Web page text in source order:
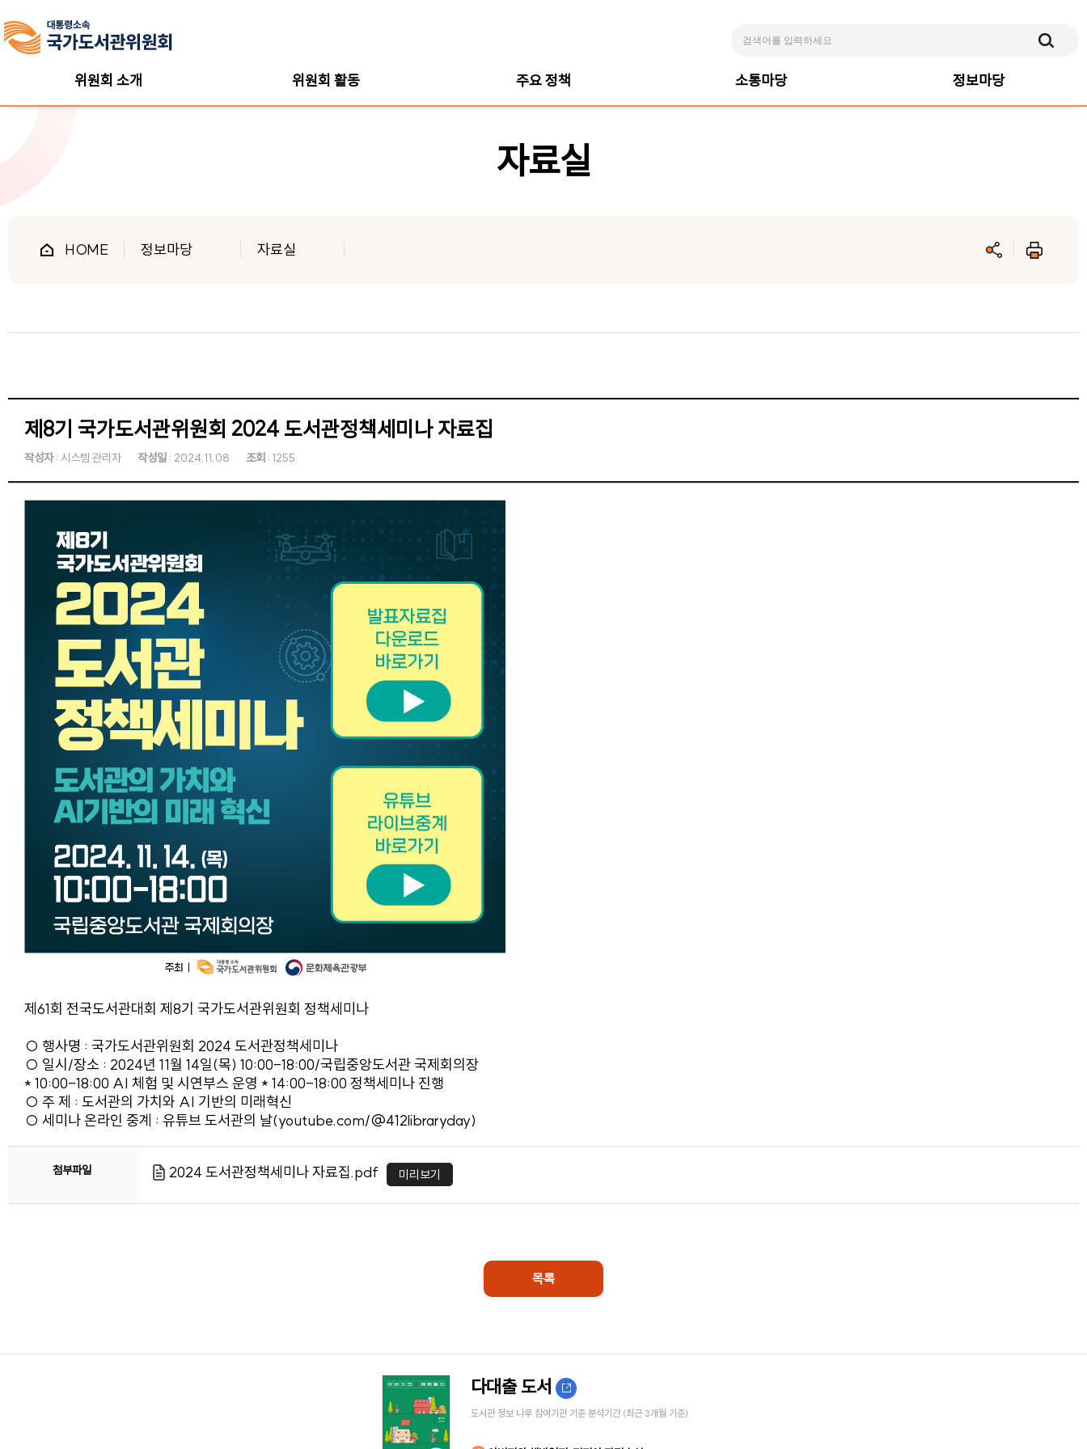
위원회 소개 위원회 활동 주요 정책 소통마당 정보마당
자료실
HOME 정보마당 자료실
제8기 국가도서관위원회 2024 도서관정책세미나 자료집
작성자: 시스템 관리자 작성일 : 2024.11.08 조회 : 1255
제61회 전국도서관대회 제8기 국가도서관위원회 정책세미나
○ 행사명 : 국가도서관위원회 2024 도서관정책세미나
○ 일시/장소 : 2024년 11월 14일(목) 10:00-18:00/국립중앙도서관 국제회의장
* 10:00-18:00 AI 체험 및 시연부스 운영 * 14:00-18:00 정책세미나 진행
○ 주 제 : 도서관의 가치와 AI 기반의 미래혁신
○ 세미나 온라인 중계 : 유튜브 도서관의 날(youtube.com/@412libraryday)
첨부파일 2024 도서관정책세미나 자료집.pdf 미리보기
목록
다대출 도서
도서관 정보 나루 참여기관 기준 분석기간 (최근 3개월 기준)